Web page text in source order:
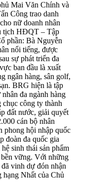
Mai Văn Chính và
Công trao danh
nữ doanh nhân
tịch HĐQT – Tập
phần: Bà Nguyễn
nổi tiếng, được
sự phát triển đa
ban đầu là xuất
ngân hàng, sân golf,
BRG hiện là tập
đa ngành hàng
công ty thành
đất nước, giải quyết
cán bộ nhân
phong hội nhập quốc
đoàn đa quốc gia
sinh thái sản phẩm
vững. Với những
vinh dự đón nhận
Nhất của Chủ